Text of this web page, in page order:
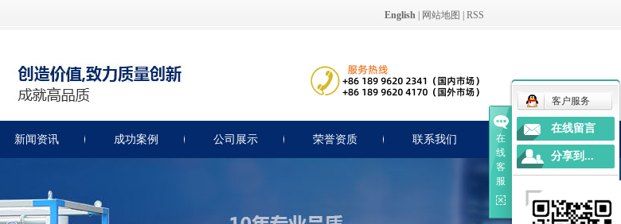
English 网站地图 RSS
新闻资讯
滤油机知识
成功案例 公司展示 荣誉资质 联系我们
在
线
客
服
客户服务
在线留言
分享到...